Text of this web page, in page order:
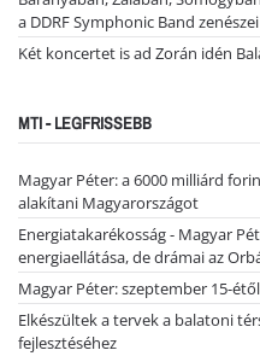
a DDRF Symphonic Band
Két koncertet is ad Zorán idén
MTI - LEGFRISSEBB
Magyar Péter: a 6000 milliárd
alakítani Magyarországot
Energiatakarékosság - Magyar
energiaellátása, de drámai az
Magyar Péter: szeptember 15-
Elkészültek a tervek a balatoni
fejlesztéséhez